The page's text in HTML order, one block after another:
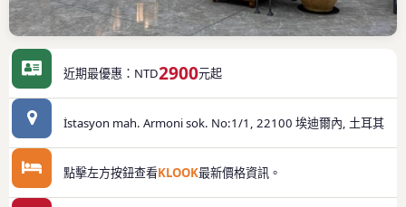
近期最優惠：NTD2900元起
İstasyon mah. Armoni sok. No:1/1, 22100 埃迪爾內, 土耳其
點擊左方按鈕查看KLOOK最新價格資訊。